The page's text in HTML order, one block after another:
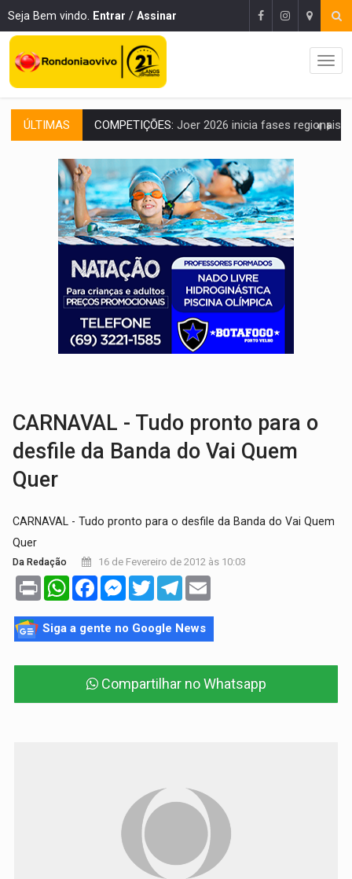
Seja Bem vindo. Entrar / Assinar
ÚLTIMAS PERIGO:Moradores denunciam escuridão e insegurança na Estrada
COLIGAÇÃO:Reabertura de ação no TSE pode resultar em cassação de prefeita
INCLUSÃO:APAE Porto Velho abre inscrições para
CLUBE DOS R$ 00,00:21 candidatos declaram patrimônio zero em Rondônia
Ouro Preto do Oeste realiza Cavalgada da Expo Show
DESENVOLVIMENTO:Ideb avança nos anos iniciais do ensino
VULGO 'UNIÃO':Chefe de facção criminosa é preso durante
Publicação Legal:CONVOCAÇÃO DAS ELEIÇÕES:
CARNAVAL - Tudo pronto para o
desfile da Banda do Vai Quem
Quer
CARNAVAL - Tudo pronto para o desfile da Banda do Vai Quem
Quer
Da Redação 16 de Fevereiro de 2012 às 10:03
Print WhatsAppFacebookMessenger
TwitterTelegram
Siga a gente no Google News
Compartilhar no Whatsapp